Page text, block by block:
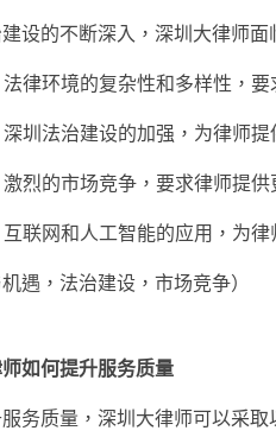
设的不断深入，深圳大律师
律环境的复杂性和多样性，
圳法治建设的加强，为律师提
烈的市场竞争，要求律师提供
联网和人工智能的应用，为律
机遇，法治建设，市场竞争）
如何提升服务质量
务质量，深圳大律师可以采取